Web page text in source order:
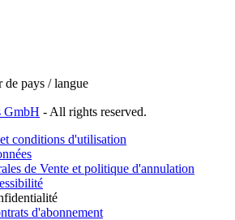
de pays / langue
GmbH - All rights reserved.
conditions d'utilisation
de Vente et politique d'annulation
d'abonnement